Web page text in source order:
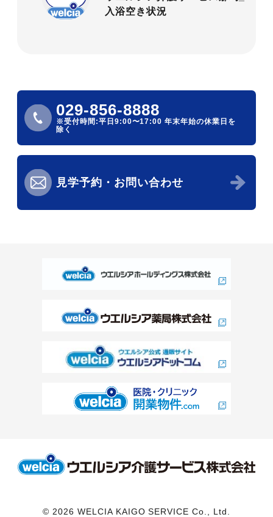
入浴空き状況
029-856-8888
※受付時間:平日9:00〜17:00年末年始の休業日を
除く
見学予約・お問い合わせ
© 2026 WELCIA KAIGO SERVICE Co., Ltd.